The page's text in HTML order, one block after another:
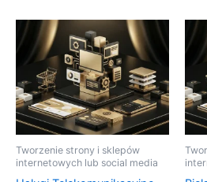
Tworzenie strony i sklepów
internetowych lub social media